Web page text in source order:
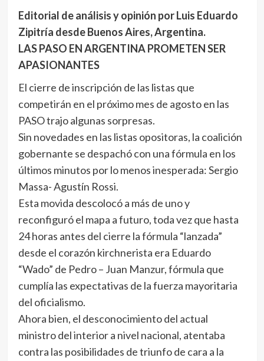
Editorial de análisis y opinión por Luis Eduardo
Zipitría desde Buenos Aires, Argentina.
LAS PASO EN ARGENTINA PROMETEN SER
APASIONANTES
El cierre de inscripción de las listas que
competirán en el próximo mes de agosto en las
PASO trajo algunas sorpresas.
Sin novedades en las listas opositoras, la coalición
gobernante se despachó con una fórmula en los
últimos minutos por lo menos inesperada: Sergio
Massa- Agustín Rossi.
Esta movida descolocó a más de uno y
reconfiguró el mapa a futuro, toda vez que hasta
24 horas antes del cierre la fórmula “lanzada”
desde el corazón kirchnerista era Eduardo
“Wado” de Pedro – Juan Manzur, fórmula que
cumplía las expectativas de la fuerza mayoritaria
del oficialismo.
Ahora bien, el desconocimiento del actual
ministro del interior a nivel nacional, atentaba
contra las posibilidades de triunfo de cara a la